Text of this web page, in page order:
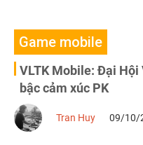
Game mobile
VLTK Mobile: Đại
bậc cảm xúc PK
Tran Huy 09/10/